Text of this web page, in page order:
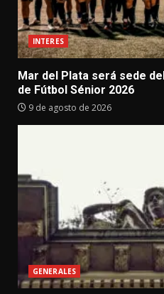
INTERES
Mar del Plata será sede
de Fútbol Sénior 2026
9 de agosto de 2026
GENERALES